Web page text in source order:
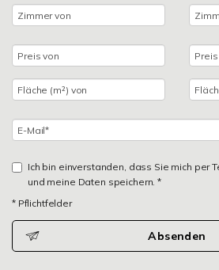
Ich bin einverstanden, dass Sie mich per
und meine Daten speichern. *
* Pflichtfelder
Absenden